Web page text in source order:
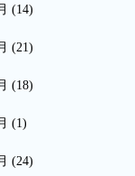
(14)
(21)
(18)
(1)
(24)